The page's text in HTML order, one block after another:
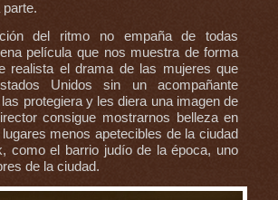
parte.
del ritmo no empaña de todas
película que nos muestra de forma
realista el drama de las mujeres que
Unidos sin un acompañante
protegiera y les diera una imagen de
consigue mostrarnos belleza en
menos apetecibles de la ciudad
como el barrio judío de la época, uno
de la ciudad.